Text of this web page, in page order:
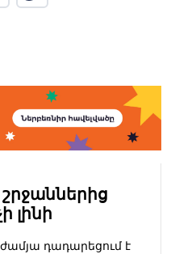
լինի
դադարեցում է